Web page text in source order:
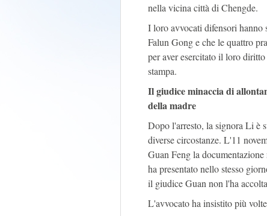
nella vicina città di Chengde.
I loro avvocati difensori hanno
Falun Gong e che le quattro
per aver esercitato il loro
stampa.
Il giudice minaccia di
della madre
Dopo l'arresto, la signora Li è
diverse circostanze. L'11
Guan Feng la
ha presentato nello stesso
il giudice Guan non l'ha
L'avvocato ha insistito più